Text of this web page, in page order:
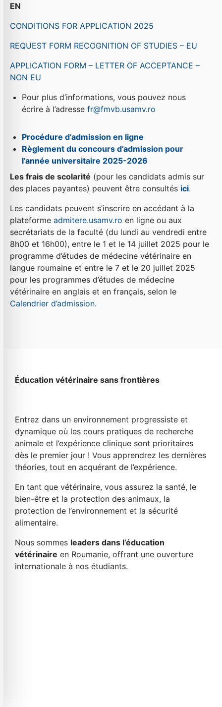
EN
CONDITIONS FOR APPLICATION 2025
REQUEST FORM RECOGNITION OF STUDIES – EU
APPLICATION FORM – LETTER OF ACCEPTANCE –
NON EU
Pour plus d’informations, vous pouvez nous
écrire à l’adresse fr@fmvb.usamv.ro
Procédure d’admission en ligne
Règlement du concours d’admission pour
l’année universitaire 2025-2026
Les frais de scolarité (pour les candidats admis sur
des places payantes) peuvent être consultés ici.
Les candidats peuvent s’inscrire en accédant à la
plateforme admitere.usamv.ro en ligne ou aux
secrétariats de la faculté (du lundi au vendredi entre
8h00 et 16h00), entre le 1 et le 14 juillet 2025 pour le
programme d’études de médecine vétérinaire en
langue roumaine et entre le 7 et le 20 juillet 2025
pour les programmes d’études de médecine
vétérinaire en anglais et en français, selon le
Calendrier d’admission.
Éducation vétérinaire sans frontières
Entrez dans un environnement progressiste et
dynamique où les cours pratiques de recherche
animale et l’expérience clinique sont prioritaires
dès le premier jour ! Vous apprendrez les dernières
théories, tout en acquérant de l’expérience.
En tant que vétérinaire, vous assurez la santé, le
bien-être et la protection des animaux, la
protection de l’environnement et la sécurité
alimentaire.
Nous sommes leaders dans l’éducation
vétérinaire en Roumanie, offrant une ouverture
internationale à nos étudiants.